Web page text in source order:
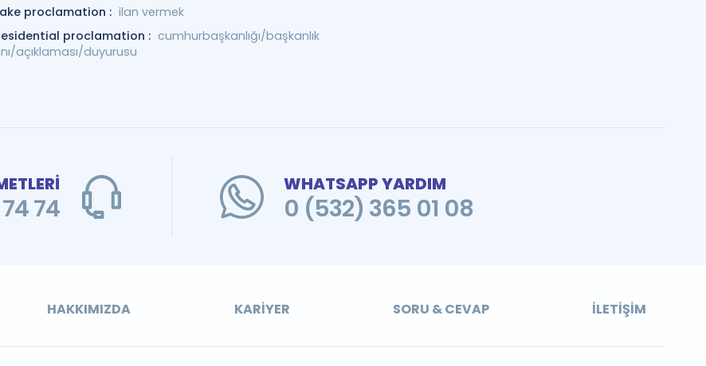
proclamation : ilan vermek
proclamation : cumhurbaşkanlığı/başkanlık
açıklaması/duyurusu
74
WHATSAPP YARDIM
0 (532) 365 01 08
HAKKIMIZDA KARIYER SORU & CEVAP İLETIŞIM